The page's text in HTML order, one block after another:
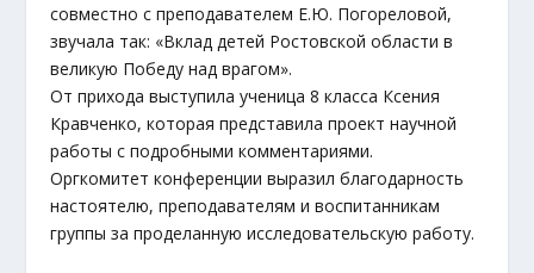
совместно с преподавателем Е.Ю. Погореловой,
звучала так: «Вклад детей Ростовской области в
великую Победу над врагом».
От прихода выступила ученица 8 класса Ксения
Кравченко, которая представила проект научной
работы с подробными комментариями.
Оргкомитет конференции выразил благодарность
настоятелю, преподавателям и воспитанникам
группы за проделанную исследовательскую работу.